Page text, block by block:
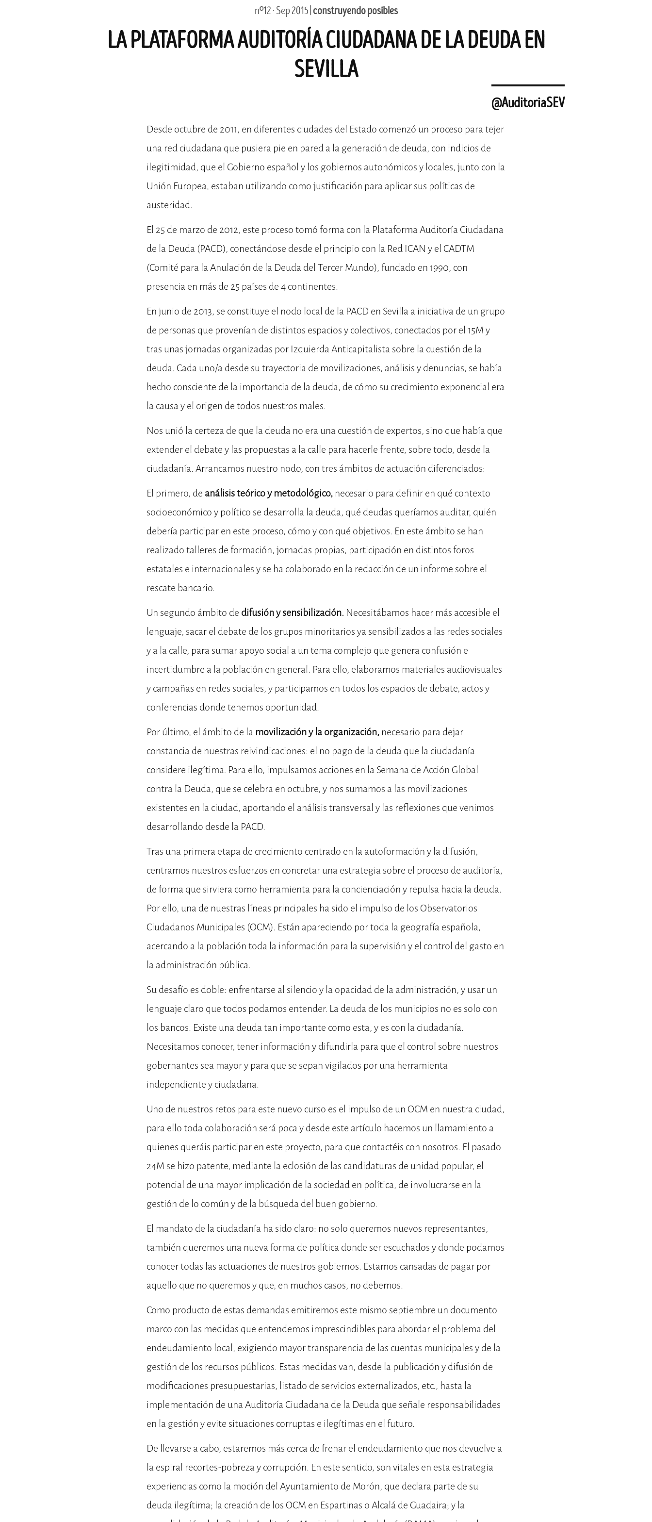
nº12 · Sep 2015 | construyendo posibles
LA PLATAFORMA AUDITORÍA CIUDADANA DE LA DEUDA EN
SEVILLA
@AuditoriaSEV
Desde octubre de 2011, en diferentes ciudades del Estado comenzó un proceso para tejer
una red ciudadana que pusiera pie en pared a la generación de deuda, con indicios de
ilegitimidad, que el Gobierno español y los gobiernos autonómicos y locales, junto con la
Unión Europea, estaban utilizando como justificación para aplicar sus políticas de
austeridad.
El 25 de marzo de 2012, este proceso tomó forma con la Plataforma Auditoría Ciudadana
de la Deuda (PACD), conectándose desde el principio con la Red ICAN y el CADTM
(Comité para la Anulación de la Deuda del Tercer Mundo), fundado en 1990, con
presencia en más de 25 países de 4 continentes.
En junio de 2013, se constituye el nodo local de la PACD en Sevilla a iniciativa de un grupo
de personas que provenían de distintos espacios y colectivos, conectados por el 15M y
tras unas jornadas organizadas por Izquierda Anticapitalista sobre la cuestión de la
deuda. Cada uno/a desde su trayectoria de movilizaciones, análisis y denuncias, se había
hecho consciente de la importancia de la deuda, de cómo su crecimiento exponencial era
la causa y el origen de todos nuestros males.
Nos unió la certeza de que la deuda no era una cuestión de expertos, sino que había que
extender el debate y las propuestas a la calle para hacerle frente, sobre todo, desde la
ciudadanía. Arrancamos nuestro nodo, con tres ámbitos de actuación diferenciados:
El primero, de análisis teórico y metodológico, necesario para definir en qué contexto
socioeconómico y político se desarrolla la deuda, qué deudas queríamos auditar, quién
debería participar en este proceso, cómo y con qué objetivos. En este ámbito se han
realizado talleres de formación, jornadas propias, participación en distintos foros
estatales e internacionales y se ha colaborado en la redacción de un informe sobre el
rescate bancario.
Un segundo ámbito de difusión y sensibilización. Necesitábamos hacer más accesible el
lenguaje, sacar el debate de los grupos minoritarios ya sensibilizados a las redes sociales
y a la calle, para sumar apoyo social a un tema complejo que genera confusión e
incertidumbre a la población en general. Para ello, elaboramos materiales audiovisuales
y campañas en redes sociales, y participamos en todos los espacios de debate, actos y
conferencias donde tenemos oportunidad.
Por último, el ámbito de la movilización y la organización, necesario para dejar
constancia de nuestras reivindicaciones: el no pago de la deuda que la ciudadanía
considere ilegítima. Para ello, impulsamos acciones en la Semana de Acción Global
contra la Deuda, que se celebra en octubre, y nos sumamos a las movilizaciones
existentes en la ciudad, aportando el análisis transversal y las reflexiones que venimos
desarrollando desde la PACD.
Tras una primera etapa de crecimiento centrado en la autoformación y la difusión,
centramos nuestros esfuerzos en concretar una estrategia sobre el proceso de auditoría,
de forma que sirviera como herramienta para la concienciación y repulsa hacia la deuda.
Por ello, una de nuestras líneas principales ha sido el impulso de los Observatorios
Ciudadanos Municipales (OCM). Están apareciendo por toda la geografía española,
acercando a la población toda la información para la supervisión y el control del gasto en
la administración pública.
Su desafío es doble: enfrentarse al silencio y la opacidad de la administración, y usar un
lenguaje claro que todos podamos entender. La deuda de los municipios no es solo con
los bancos. Existe una deuda tan importante como esta, y es con la ciudadanía.
Necesitamos conocer, tener información y difundirla para que el control sobre nuestros
gobernantes sea mayor y para que se sepan vigilados por una herramienta
independiente y ciudadana.
Uno de nuestros retos para este nuevo curso es el impulso de un OCM en nuestra ciudad,
para ello toda colaboración será poca y desde este artículo hacemos un llamamiento a
quienes queráis participar en este proyecto, para que contactéis con nosotros. El pasado
24M se hizo patente, mediante la eclosión de las candidaturas de unidad popular, el
potencial de una mayor implicación de la sociedad en política, de involucrarse en la
gestión de lo común y de la búsqueda del buen gobierno.
El mandato de la ciudadanía ha sido claro: no solo queremos nuevos representantes,
también queremos una nueva forma de política donde ser escuchados y donde podamos
conocer todas las actuaciones de nuestros gobiernos. Estamos cansadas de pagar por
aquello que no queremos y que, en muchos casos, no debemos.
Como producto de estas demandas emitiremos este mismo septiembre un documento
marco con las medidas que entendemos imprescindibles para abordar el problema del
endeudamiento local, exigiendo mayor transparencia de las cuentas municipales y de la
gestión de los recursos públicos. Estas medidas van, desde la publicación y difusión de
modificaciones presupuestarias, listado de servicios externalizados, etc., hasta la
implementación de una Auditoría Ciudadana de la Deuda que señale responsabilidades
en la gestión y evite situaciones corruptas e ilegítimas en el futuro.
De llevarse a cabo, estaremos más cerca de frenar el endeudamiento que nos devuelve a
la espiral recortes-pobreza y corrupción. En este sentido, son vitales en esta estrategia
experiencias como la moción del Ayuntamiento de Morón, que declara parte de su
deuda ilegítima; la creación de los OCM en Espartinas o Alcalá de Guadaira; y la